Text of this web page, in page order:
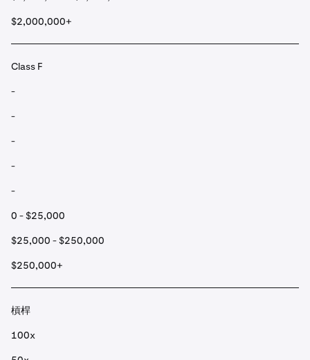
$2,000,000+
Class F
-
-
-
-
-
0 - $25,000
$25,000 - $250,000
$250,000+
槓桿
100x